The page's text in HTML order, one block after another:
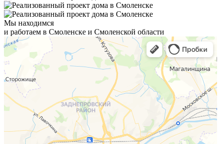
Мы находимся
и работаем в Смоленске и Смоленской области